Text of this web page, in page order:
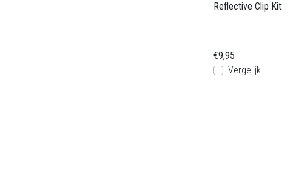
Reflective Clip Kit
€9,95
Vergelijk